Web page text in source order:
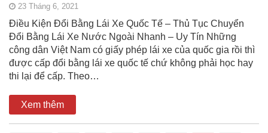
23 Tháng 6, 2021
Điều Kiện Đổi Bằng Lái Xe Quốc Tế – Thủ Tục Chuyển
Đổi Bằng Lái Xe Nước Ngoài Nhanh – Uy Tín Những
công dân Việt Nam có giấy phép lái xe của quốc gia rồi thì
được cấp đổi bằng lái xe quốc tế chứ không phải học hay
thi lại để cấp. Theo…
Xem thêm